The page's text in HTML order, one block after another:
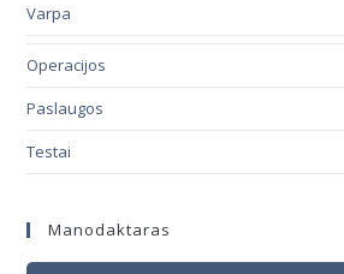
Varpa
Operacijos
Paslaugos
Testai
Manodaktaras